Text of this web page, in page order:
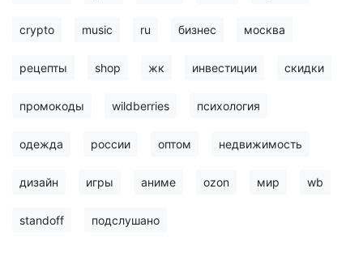
crypto music ru бизнес москва
рецепты shop жк инвестиции скидки
промокоды wildberries психология
одежда россии оптом недвижимость
дизайн игры аниме ozon мир wb
standoff подслушано